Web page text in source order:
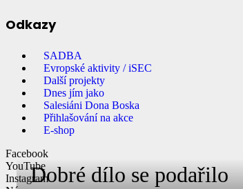
Dobré dílo se podařilo
Odkazy
SADBA
Evropské aktivity / iSEC
Další projekty
Dnes jím jako
Salesiáni Dona Boska
Přihlašování na akce
E-shop
Facebook
YouTube
Instagram